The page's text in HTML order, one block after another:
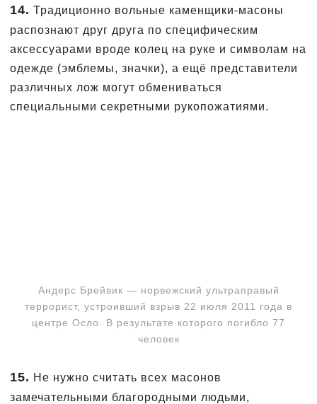
14. Традиционно вольные каменщики-масоны
распознают друг друга по специфическим
аксессуарами вроде колец на руке и символам на
одежде (эмблемы, значки), а ещё представители
различных лож могут обмениваться
специальными секретными рукопожатиями.
Андерс Брейвик — норвежский ультраправый
террорист, устроивший взрыв 22 июля 2011 года в
центре Осло. В результате которого погибло 77
человек
15. Не нужно считать всех масонов
замечательными благородными людьми,